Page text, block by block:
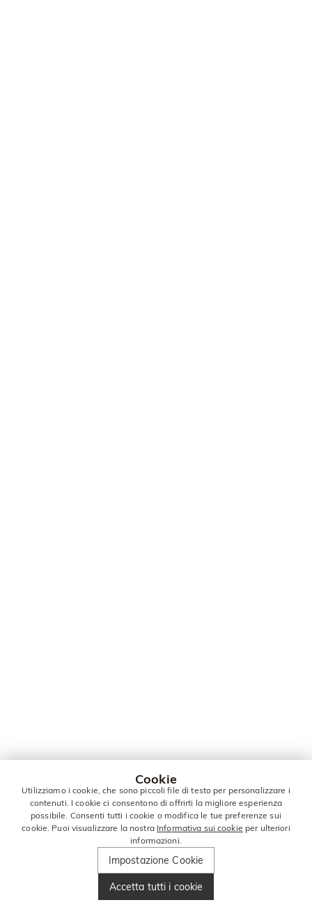
Cookie
Utilizziamo i cookie, che sono piccoli file di testo per personalizzare i
contenuti. I cookie ci consentono di offrirti la migliore esperienza
possibile. Consenti tutti i cookie o modifica le tue preferenze sui
cookie. Puoi visualizzare la nostra Informativa sui cookie per ulteriori
informazioni.
Impostazione Cookie
Accetta tutti i cookie